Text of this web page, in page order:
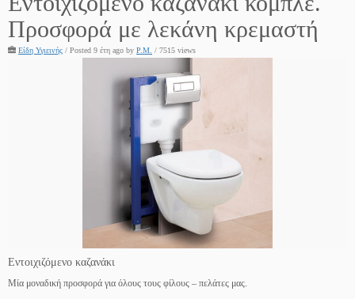
Προσφορά με λεκάνη κρεμαστή
Είδη Υγιεινής / Posted 9 έτη ago by P.M. / 7515 views
Eντοιχιζόμενο καζανάκι
Μία μοναδική προσφορά για όλους τους φίλους – πελάτες μας.